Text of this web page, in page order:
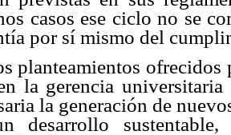
casos ese ciclo no se
por sí mismo del
planteamientos ofrecidos
la gerencia
la generación de
desarrollo